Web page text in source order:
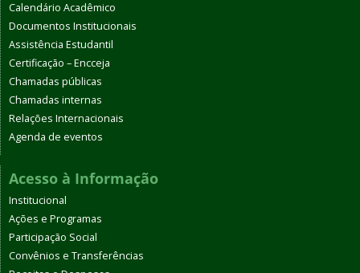
Calendário Acadêmico
Documentos Institucionais
Assistência Estudantil
Certificação – Encceja
Chamadas públicas
Chamadas internas
Relações Internacionais
Agenda de eventos
Acesso à Informação
Institucional
Ações e Programas
Participação Social
Convênios e Transferências